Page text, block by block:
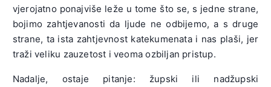
vjerojatno ponajviše leže u tome što se, s jedne strane,
bojimo zahtjevanosti da ljude ne odbijemo, a s druge
strane, ta ista zahtjevnost katekumenata i nas plaši, jer
traži veliku zauzetost i veoma ozbiljan pristup.
Nadalje, ostaje pitanje: župski ili nadžupski